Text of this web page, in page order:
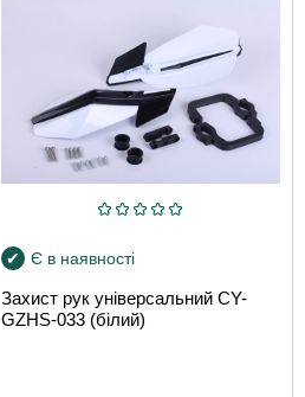
Є в наявності
Захист рук універсальний CY-
GZHS-033 (білий)